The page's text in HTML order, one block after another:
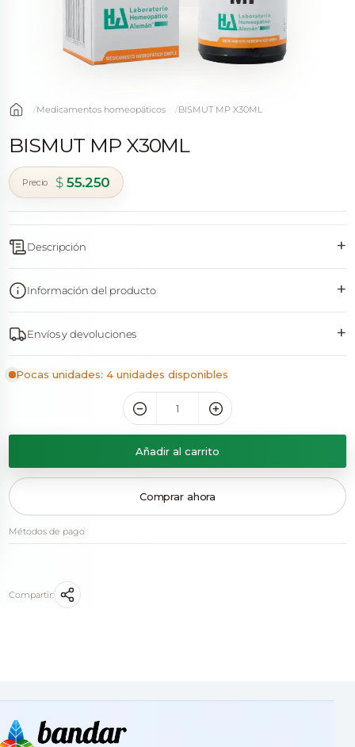
Medicamentos homeopáticos BISMUT MP X30ML
BISMUT MP X30ML
$55.250
Descripción +
Información del producto +
Envíos y devoluciones +
Pocas unidades: 4 unidades disponibles
Añadir al carrito
Comprar ahora
Métodos de pago
Compartir: